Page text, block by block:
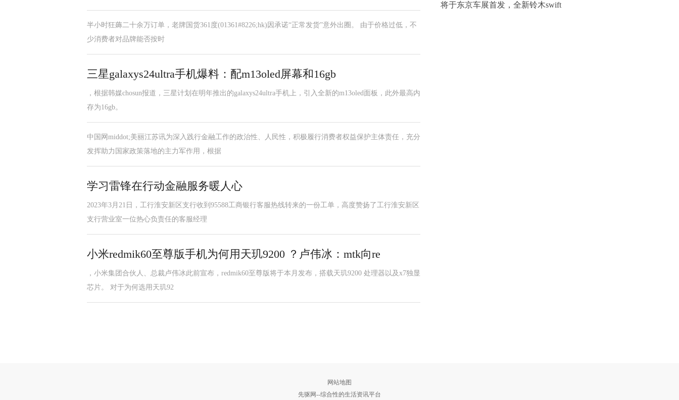
半小时狂薅二十余万订单，老牌国货361度(01361#8226;hk)因承诺“正常发货”意外出圈。 由于价格过低，不
少消费者对品牌能否按时
三星galaxys24ultra手机爆料：配m13oled屏幕和16gb
，根据韩媒chosun报道，三星计划在明年推出的galaxys24ultra手机上，引入全新的m13oled面板，此外最高内
存为16gb。
中国网middot;美丽江苏讯为深入践行金融工作的政治性、人民性，积极履行消费者权益保护主体责任，充分
发挥助力国家政策落地的主力军作用，根据
学习雷锋在行动金融服务暖人心
2023年3月21日，工行淮安新区支行收到95588工商银行客服热线转来的一份工单，高度赞扬了工行淮安新区
支行营业室一位热心负责任的客服经理
小米redmik60至尊版手机为何用天玑9200 ？卢伟冰：mtk向re
，小米集团合伙人、总裁卢伟冰此前宣布，redmik60至尊版将于本月发布，搭载天玑9200 处理器以及x7独显
芯片。 对于为何选用天玑92
将于东京车展首发，全新铃木swift
网站地图
先驱网--综合性的生活资讯平台